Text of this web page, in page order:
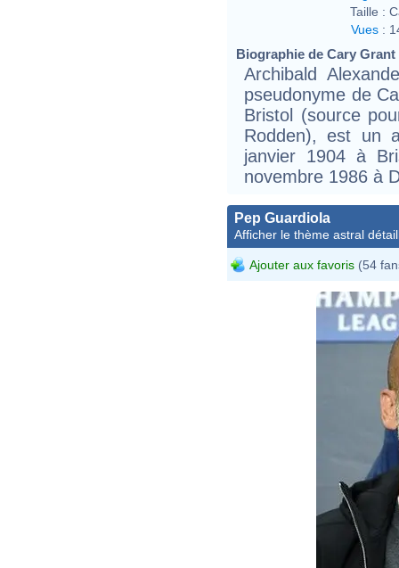
Taille :
Vues :
Biographie de Cary
Archibald
pseudonyme de
Bristol (source
Rodden), est un
janvier 1904 à
novembre 1986 à
Pep Guardiola
Afficher le thème astral
Ajouter aux favoris (54